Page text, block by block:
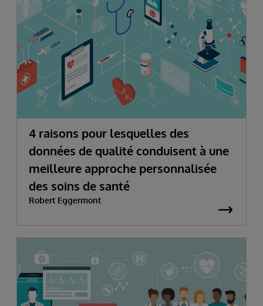
4 raisons pour lesquelles des
données de qualité conduisent à une
meilleure approche personnalisée
des soins de santé
Robert Eggermont